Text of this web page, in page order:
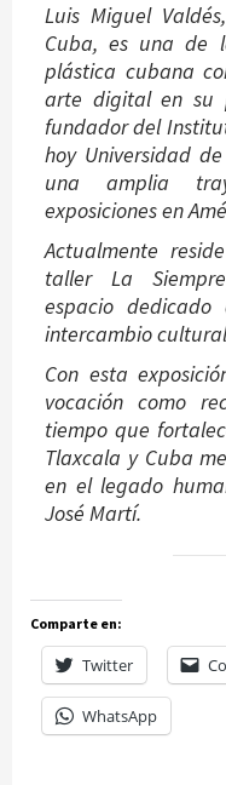
Luis Miguel
Cuba, es una de
plástica cubana
arte digital en su
fundador del
hoy Universidad
una amplia
exposiciones en
Actualmente
taller La
espacio
intercambio
Con esta
vocación como
tiempo que
Tlaxcala y Cuba
en el legado
José Martí.
Comparte en:
Twitter
WhatsApp